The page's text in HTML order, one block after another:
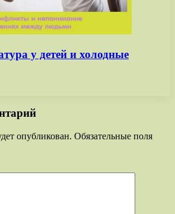
у детей и холодные
опубликован. Обязательные поля